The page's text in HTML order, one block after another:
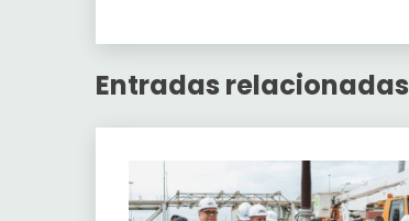
Entradas relacionadas